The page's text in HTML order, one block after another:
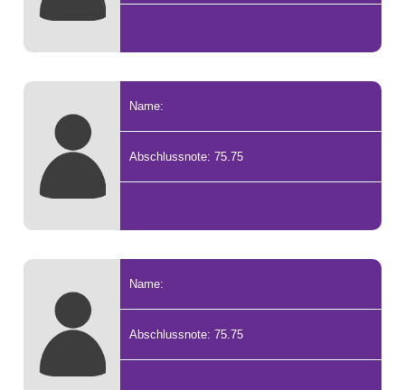
Name:
Abschlussnote: 75.75
Name:
Abschlussnote: 75.75